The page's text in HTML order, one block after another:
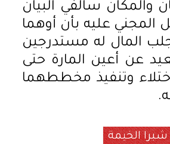
والمكان سالفي البيان
المجني عليه بأن أوهما
المال له مستدرجين
عن أعين المارة حتى
وتنفيذ مخططهما
الخيمة